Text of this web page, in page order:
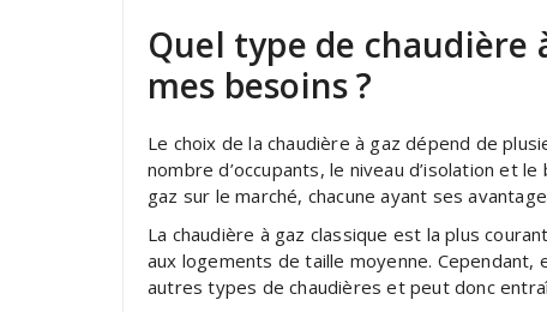
Quel type de chaudière
mes besoins ?
Le choix de la chaudière à gaz dépend de
nombre d’occupants, le niveau d’isolation et
gaz sur le marché, chacune ayant ses
La chaudière à gaz classique est la plus
aux logements de taille moyenne.
autres types de chaudières et peut donc